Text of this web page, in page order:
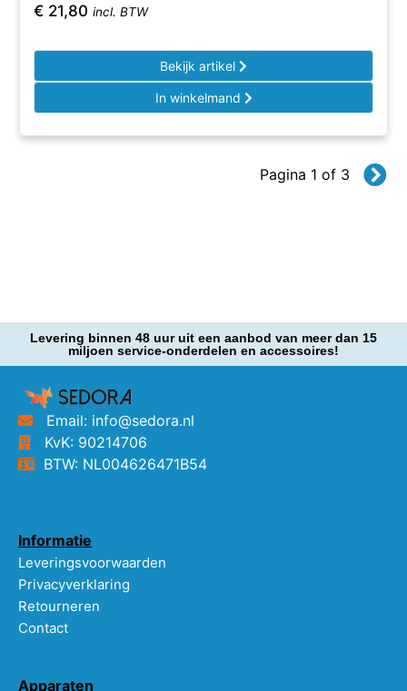
€ 21,80 incl. BTW
Bekijk artikel
In winkelmand
Pagina 1 of 3
Levering binnen 48 uur uit een aanbod van meer dan 15
miljoen service-onderdelen en accessoires!
Email: info@sedora.nl
KvK: 90214706
BTW: NL004626471B54
Informatie
Leveringsvoorwaarden
Privacyverklaring
Retourneren
Contact
Apparaten